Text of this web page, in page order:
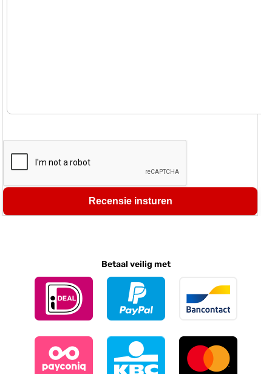
Recensie insturen
Betaal veilig met